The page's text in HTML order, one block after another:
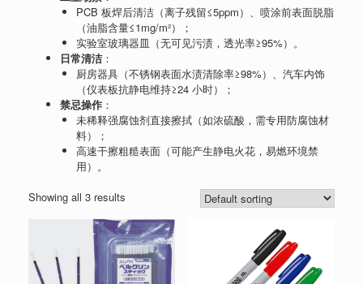
PCB 板焊后清洁（离子残留≤5ppm）、喷涂前表面脱脂
（油脂含量≤1mg/m²）；
实验室玻璃器皿（无可见污渍，透光率≥95%）。
日常清洁：
厨房器具（不锈钢表面水渍清除率≥98%）、汽车内饰
（仪表板抗静电维持≥24 小时）；
禁忌操作 ：
未稀释强腐蚀剂直接擦拭（如浓硫酸，需专用防腐蚀材
料）；
高速干擦粗糙表面（可能产生静电火花，易燃环境禁
用）。
Showing all 3 results